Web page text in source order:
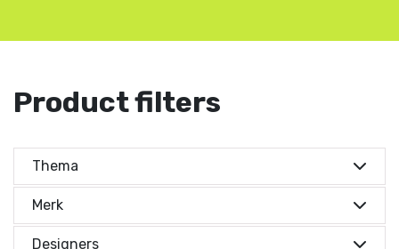
Product filters
Thema
Kies je thema's
Kies je thema's
Home deco
Merk
Merken
Designers